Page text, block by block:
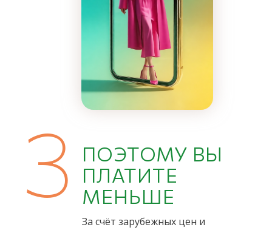
3
ПОЭТОМУ ВЫ
ПЛАТИТЕ
МЕНЬШЕ
За счёт зарубежных цен и